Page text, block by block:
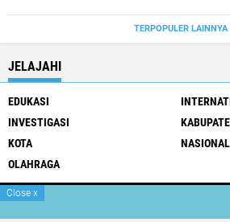
TERPOPULER LAINNYA
JELAJAHI
EDUKASI
INVESTIGASI
KOTA
NASIONAL
OLAHRAGA
Close x